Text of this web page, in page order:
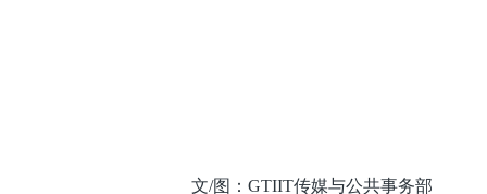
文/图：GTIIT传媒与公共事务部